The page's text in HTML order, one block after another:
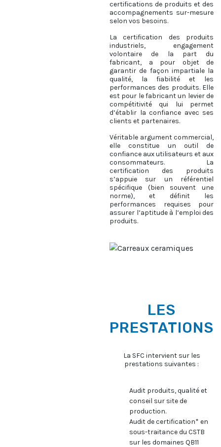
certifications de produits et des
accompagnements sur-mesure
selon vos besoins.
La certification des produits
industriels, engagement
volontaire de la part du
fabricant, a pour objet de
garantir de façon impartiale la
qualité, la fiabilité et les
performances des produits. Elle
est pour le fabricant un levier de
compétitivité qui lui permet
d’établir la confiance avec ses
clients et partenaires.
Véritable argument commercial,
elle constitue un outil de
confiance aux utilisateurs et aux
consommateurs. La
certification des produits
s’appuie sur un référentiel
spécifique (bien souvent une
norme), et définit les
performances requises pour
assurer l’aptitude à l’emploi des
produits.
LES
PRESTATIONS
La SFC intervient sur les
prestations suivantes :
Audit produits, qualité et
conseil sur site de
production.
Audit de certification* en
sous-traitance du CSTB
sur les domaines QB11